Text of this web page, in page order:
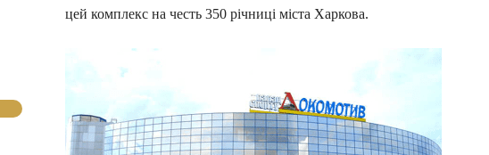
цей комплекс на честь 350 річниці міста Харкова.